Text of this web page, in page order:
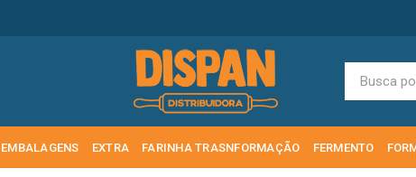
EMBALAGENS EXTRA FARINHA TRASNFORMAÇÃO FERMENTO